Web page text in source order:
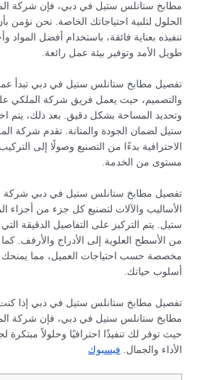
مطابخ ستانلس ستيل في دبي، فإن شركة
الحلول لتلبية احتياجاتك الخاصة. نحن
تنفيذه بعناية فائقة، باستخدام أفضل المواد
طويل الأمد وتوفير بيئة عمل رائعة.
تفصيل مطابخ ستانلس ستيل في دبي تبدأ
والتصميم، حيث يعمل فريق شركة الملكي
وتحديد المساحة بشكل دقيق. بعد ذلك، يتم
ستيل لضمان الجودة والمتانة. تقدم شركة
الاحترافية بدءًا من التصنيع وصولًا إلى
مستوى من الخدمة.
تفصيل مطابخ ستانلس ستيل في دبي شركة
الأساليب والآلات لتصنيع كل جزء من أجزاء
ستيل. يتم التركيز على التفاصيل الدقيقة
من الأسطح العلوية إلى الأدراج والأرفف.
مخصصة حسب احتياجات العميل، مما يمنحك
أسلوب حياتك.
تفصيل مطابخ ستانلس ستيل في دبي إذا
مطابخ ستانلس ستيل في دبي، فإن شركة
حيث توفر لك تنفيذًا احترافيًا وحلولاً
الأداء والجمال. فيسبوك